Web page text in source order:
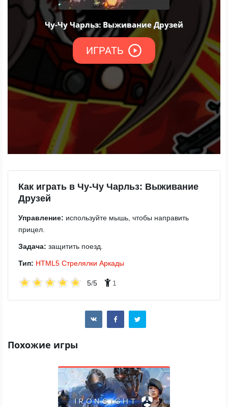
Как играть в Чу-Чу Чарльз: Выживание
Друзей
Управление: используйте мышь, чтобы направить
прицел.
Задача: защитить поезд.
Тип: HTML5 Стрелялки Аркады
5/5 1
Похожие игры